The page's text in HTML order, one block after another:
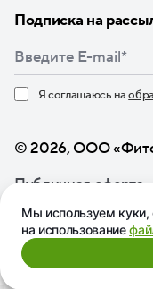
Подписка на
Я соглашаюсь на
© 2026, ООО
Публичная оферта
Подписка на
Мы используем куки,
на использование